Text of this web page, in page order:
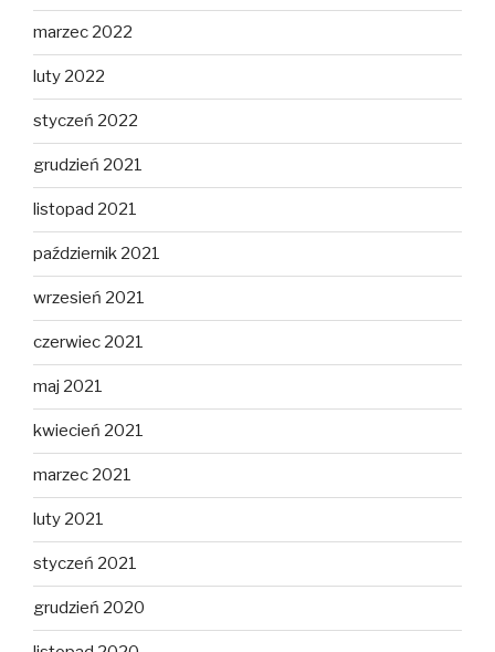
marzec 2022
luty 2022
styczeń 2022
grudzień 2021
listopad 2021
październik 2021
wrzesień 2021
czerwiec 2021
maj 2021
kwiecień 2021
marzec 2021
luty 2021
styczeń 2021
grudzień 2020